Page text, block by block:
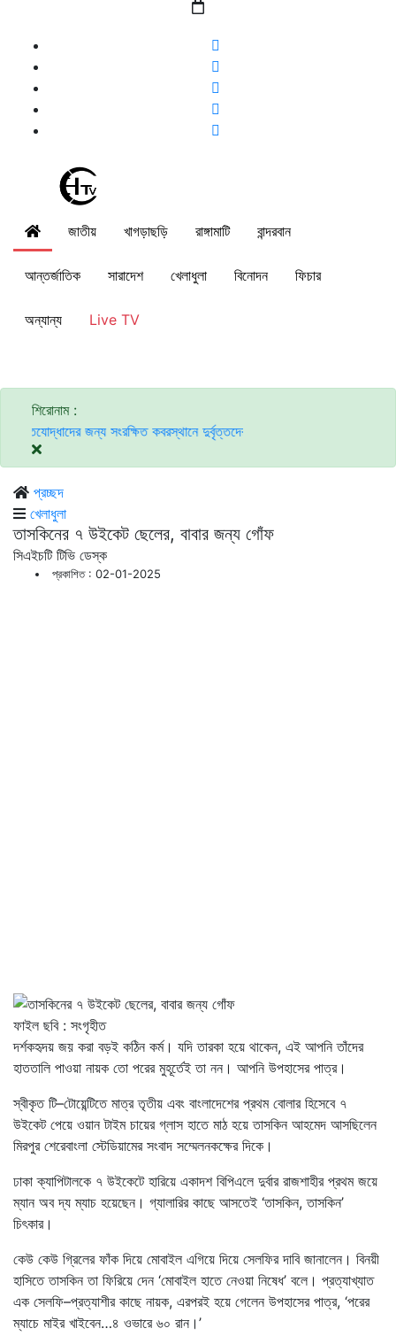
জাতীয় খাগড়াছড়ি রাঙ্গামাটি বান্দরবান
আন্তর্জাতিক সারাদেশ খেলাধুলা বিনোদন ফিচার
অন্যান্য Live TV
শিরোনাম :
জন্য সংরক্ষিত কবরস্থানে দুর্বৃত্তদের আগুন
এনসিপি, এবি পার্টি ও রাষ্ট্র
প্রচ্ছদ
খেলাধুলা
তাসকিনের ৭ উইকেট ছেলের, বাবার জন্য গোঁফ
সিএইচটি টিভি ডেস্ক
প্রকাশিত : 02-01-2025
ফাইল ছবি : সংগৃহীত
দর্শকহৃদয় জয় করা বড়ই কঠিন কর্ম। যদি তারকা হয়ে থাকেন, এই আপনি তাঁদের
হাততালি পাওয়া নায়ক তো পরের মুহূর্তেই তা নন। আপনি উপহাসের পাত্র।
স্বীকৃত টি–টোয়েন্টিতে মাত্র তৃতীয় এবং বাংলাদেশের প্রথম বোলার হিসেবে ৭
উইকেট পেয়ে ওয়ান টাইম চায়ের গ্লাস হাতে মাঠ হয়ে তাসকিন আহমেদ আসছিলেন
মিরপুর শেরেবাংলা স্টেডিয়ামের সংবাদ সম্মেলনকক্ষের দিকে।
ঢাকা ক্যাপিটালকে ৭ উইকেটে হারিয়ে একাদশ বিপিএলে দুর্বার রাজশাহীর প্রথম জয়ে
ম্যান অব দ্য ম্যাচ হয়েছেন। গ্যালারির কাছে আসতেই ‘তাসকিন, তাসকিন’
চিৎকার।
কেউ কেউ গ্রিলের ফাঁক দিয়ে মোবাইল এগিয়ে দিয়ে সেলফির দাবি জানালেন। বিনয়ী
হাসিতে তাসকিন তা ফিরিয়ে দেন ‘মোবাইল হাতে নেওয়া নিষেধ’ বলে। প্রত্যাখ্যাত
এক সেলফি–প্রত্যাশীর কাছে নায়ক, এরপরই হয়ে গেলেন উপহাসের পাত্র, ‘পরের
ম্যাচে মাইর খাইবেন…৪ ওভারে ৬০ রান।’